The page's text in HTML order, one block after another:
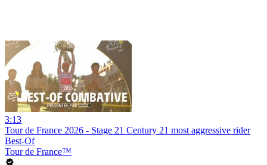
3:13
Tour de France 2026 - Stage 21 Century 21 most aggressive rider
Best-Of
Tour de France™